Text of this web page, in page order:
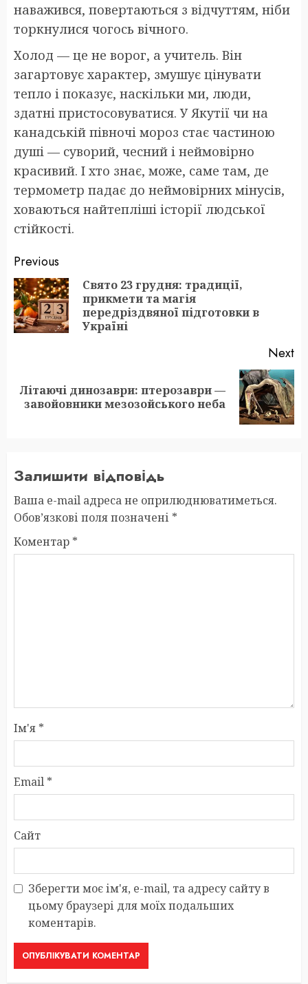
наважився, повертаються з відчуттям, ніби
торкнулися чогось вічного.
Холод — це не ворог, а учитель. Він
загартовує характер, змушує цінувати
тепло і показує, наскільки ми, люди,
здатні пристосовуватися. У Якутії чи на
канадській півночі мороз стає частиною
душі — суворий, чесний і неймовірно
красивий. І хто знає, може, саме там, де
термометр падає до неймовірних мінусів,
ховаються найтепліші історії людської
стійкості.
Post
navigation
Previous
Свято 23 грудня: традиції,
прикмети та магія
передріздвяної підготовки в
Україні
Next
Next
post:
Літаючі динозаври: птерозаври —
завойовники мезозойського неба
Залишити відповідь
Ваша e-mail адреса не оприлюднюватиметься.
Обов’язкові поля позначені *
Коментар *
Ім'я *
Email *
Сайт
Зберегти моє ім'я, e-mail, та адресу сайту в
цьому браузері для моїх подальших
коментарів.